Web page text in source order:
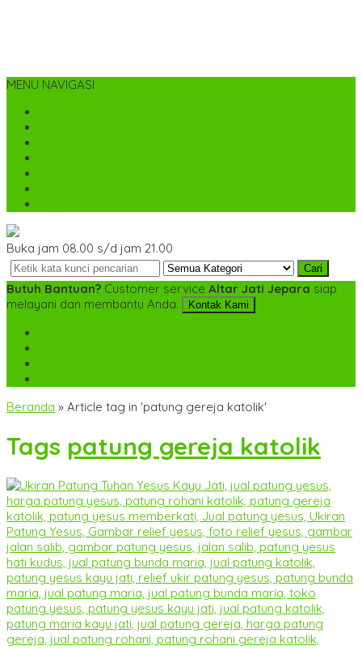
MENU NAVIGASI
Buka jam 08.00 s/d jam 21.00
Cari
Butuh Bantuan? Customer service Altar Jati Jepara siap
melayani dan membantu Anda.
Kontak Kami
Beranda » Article tag in 'patung gereja katolik'
Tags patung gereja katolik